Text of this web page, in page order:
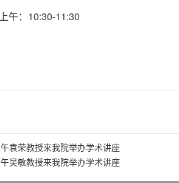
午：10:30-11:30
袁荣教授来我院举办学术讲座
吴敏教授来我院举办学术讲座